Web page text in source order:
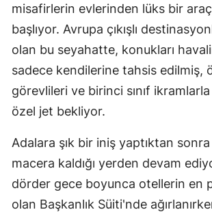
misafirlerin evlerinden lüks bir
başlıyor. Avrupa çıkışlı
olan bu seyahatte, konukları
sadece kendilerine tahsis edilmiş,
görevlileri ve birinci sınıf ikramlarla
özel jet bekliyor.
Adalara şık bir iniş yaptıktan
macera kaldığı yerden devam
dörder gece boyunca otellerin en
olan Başkanlık Süiti'nde